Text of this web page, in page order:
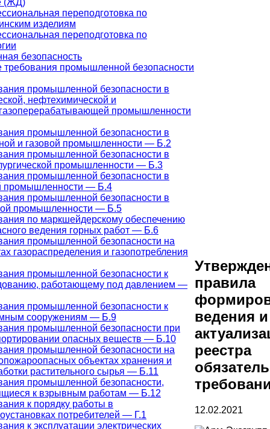
переподготовка по
изделиям
переподготовка по
безопасность
промышленной безопасности
промышленной безопасности в
нефтехимической и
промышленности
промышленной безопасности в
и газовой промышленности — Б.2
промышленной безопасности в
промышленности — Б.3
промышленной безопасности в
промышленности — Б.4
промышленной безопасности в
промышленности — Б.5
по маркшейдерскому обеспечению
ведения горных работ — Б.6
промышленной безопасности на
газораспределения и газопотребления
промышленной безопасности к
работающему под давлением —
промышленной безопасности к
сооружениям — Б.9
промышленной безопасности при
опасных веществ — Б.10
промышленной безопасности на
объектах хранения и
растительного сырья — Б.11
промышленной безопасности,
к взрывным работам — Б.12
к порядку работы в
потребителей — Г.1
к эксплуатации электрических
правила
ведения и
реестра
12.02.2021